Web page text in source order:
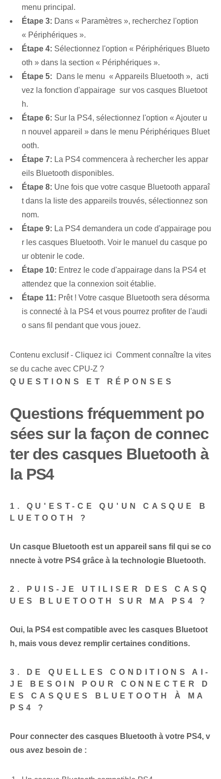
menu principal.
Étape 3: Dans « Paramètres », recherchez l'option
« Périphériques ».
Étape 4: Sélectionnez l'option « Périphériques Blueto
oth » dans la section « Périphériques ».
Étape 5: ‍ Dans le menu ⁤ « Appareils Bluetooth », ‍ acti
vez la fonction d'appairage ⁢ sur vos casques Bluetoot
h.
Étape 6: Sur la PS4, sélectionnez l'option « Ajouter u
n nouvel appareil » dans le menu ⁣Périphériques Bluet
ooth.
Étape 7: La PS4 commencera à rechercher les appar
eils Bluetooth‌ disponibles.
Étape 8: Une fois que votre casque Bluetooth apparaî
t dans la liste des appareils trouvés, sélectionnez son
nom.
Étape 9: La PS4 demandera un code d'appairage⁤ pou
r les casques Bluetooth. ⁢Voir le manuel du casque po
ur obtenir le code.
Étape 10: ⁢Entrez le code d'appairage⁤ dans la ‌PS4 et
attendez que la connexion soit établie.
Étape 11: ⁢Prêt ! Votre casque Bluetooth sera désorma
is connecté à la PS4 et vous pourrez profiter de l'audi
o sans fil pendant que vous jouez.
Contenu exclusif - Cliquez ici Comment connaître la vites
se du cache avec CPU-Z ?
QUESTIONS ET RÉPONSES
Questions fréquemment po
sées sur la façon de connec
ter des casques Bluetooth à
la PS4
1. QU'EST-CE QU'UN CASQUE B
LUETOOTH ?
Un casque Bluetooth est un appareil sans fil qui se co
nnecte à votre PS4 grâce à la technologie Bluetooth.
2. PUIS-JE UTILISER DES CASQ
UES BLUETOOTH SUR MA PS4 ?
Oui, la PS4 est compatible avec les casques Bluetoot
h, mais vous devez remplir certaines conditions.
3. DE QUELLES CONDITIONS AI-
JE BESOIN POUR CONNECTER D
ES CASQUES BLUETOOTH À MA
PS4 ?
Pour connecter des casques Bluetooth à votre PS4, v
ous avez besoin de :